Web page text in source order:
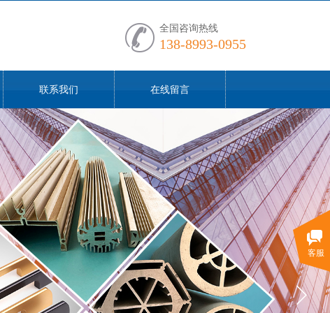
全国咨询热线
138-8993-0955
联系我们 在线留言
客服